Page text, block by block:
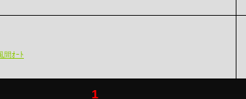
間ｵｰﾄ
1